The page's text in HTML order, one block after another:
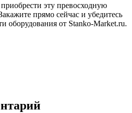
эту превосходную
прямо сейчас и убедитесь
оборудования от Stanko-Market.ru.